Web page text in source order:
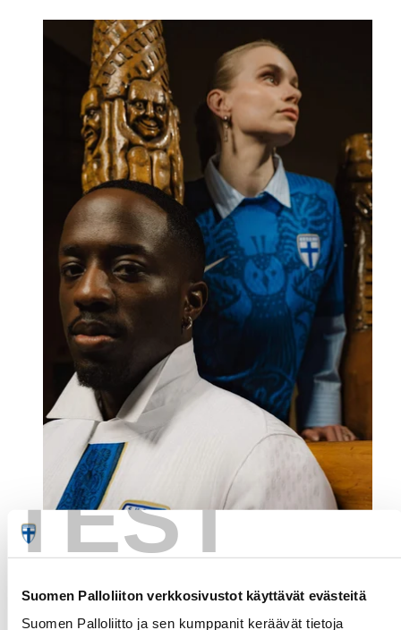
TEST
Suomen Palloliiton verkkosivustot käyttävät evästeitä
Suomen Palloliitto ja sen kumppanit keräävät tietoja